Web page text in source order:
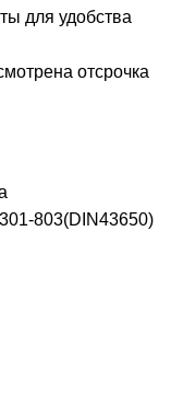
для удобства
отсрочка
803(DIN43650)